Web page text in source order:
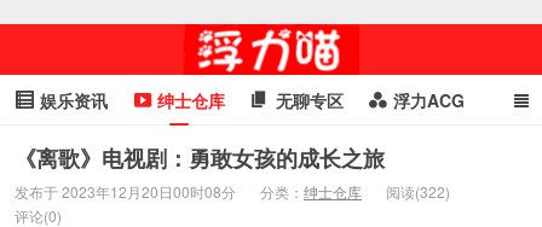
娱乐资讯 绅士仓库 无聊专区 浮力ACG
浮力GIF 明星头条 浮力资讯 头条女神 萌妹专区
cosplay
《离歌》电视剧：勇敢女孩的成长之旅
发布于 2023年12月20日00时08分 分类： 绅士仓库
阅读(322)
评论(0)